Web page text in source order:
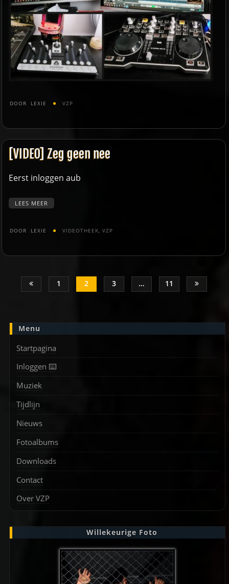
DOOR LEXIE VZP
[VIDEO] Zeg geen nee
Eerst inloggen aub
LEES MEER
DOOR LEXIE VIDEOTHEEK VZP
Paginering
1 2 3 … 11
Menu
Startpagina
Inloggen ⌨️
Muziek
Tijdlijn
Nieuws
Fotoalbums
Downloads
Contact
Over VZP
Willekeurige Foto